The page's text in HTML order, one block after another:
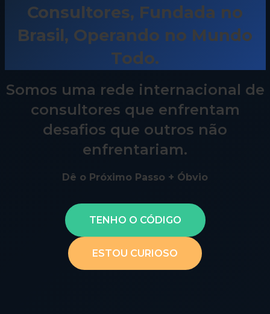
Consultores, Fundada no
Brasil, Operando no Mundo
Todo.
Somos uma rede internacional de
consultores que enfrentam
desafios que outros não
enfrentariam.
Dê o Próximo Passo + Óbvio
TENHO O CÓDIGO
ESTOU CURIOSO